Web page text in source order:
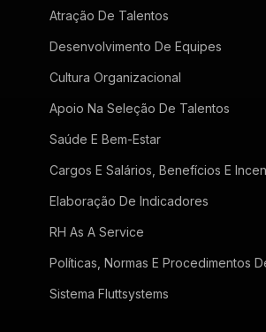
Atração De Talentos
Desenvolvimento De Equipes
Cultura Organizacional
Apoio Na Seleção De Talentos
Saúde E Bem-Estar
Cargos E Salários, Benefícios E
Elaboração De Indicadores
RH As A Service
Políticas, Normas E Procedimentos
Sistema Fluttsystems